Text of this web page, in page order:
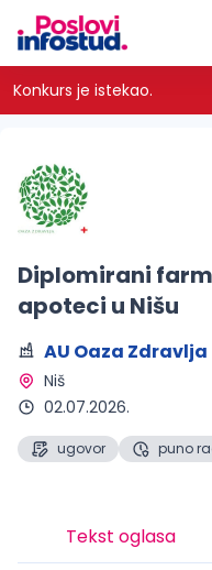
Konkurs je istekao.
Diplomirani
apoteci u Nišu
AU Oaza Zdravlja
Niš
02.07.2026.
ugovor puno
Tekst oglasa